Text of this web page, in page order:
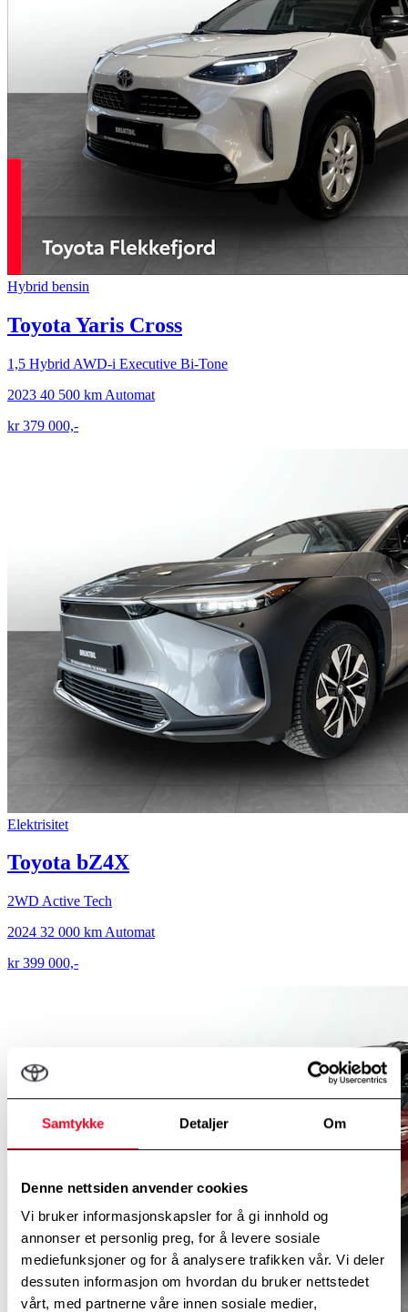
Samtykke Detaljer Om
Denne nettsiden anvender cookies
Vi bruker informasjonskapsler for å gi innhold og
annonser et personlig preg, for å levere sosiale
mediefunksjoner og for å analysere trafikken vår. Vi deler
dessuten informasjon om hvordan du bruker nettstedet
vårt, med partnerne våre innen sosiale medier,
Hybrid bensin
Toyota Yaris Cross
1,5 Hybrid AWD-i Executive Bi-Tone
2023 40 500 km Automat
kr 379 000,-
Elektrisitet
Toyota bZ4X
2WD Active Tech
2024 32 000 km Automat
kr 399 000,-